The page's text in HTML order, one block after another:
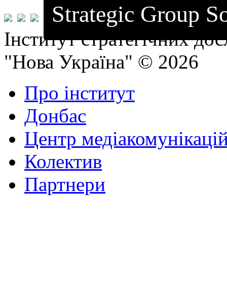
Strategic Group
Інститут стратегічних
"Нова Україна" © 2026
Про інститут
Донбас
Центр
Колектив
Партнери